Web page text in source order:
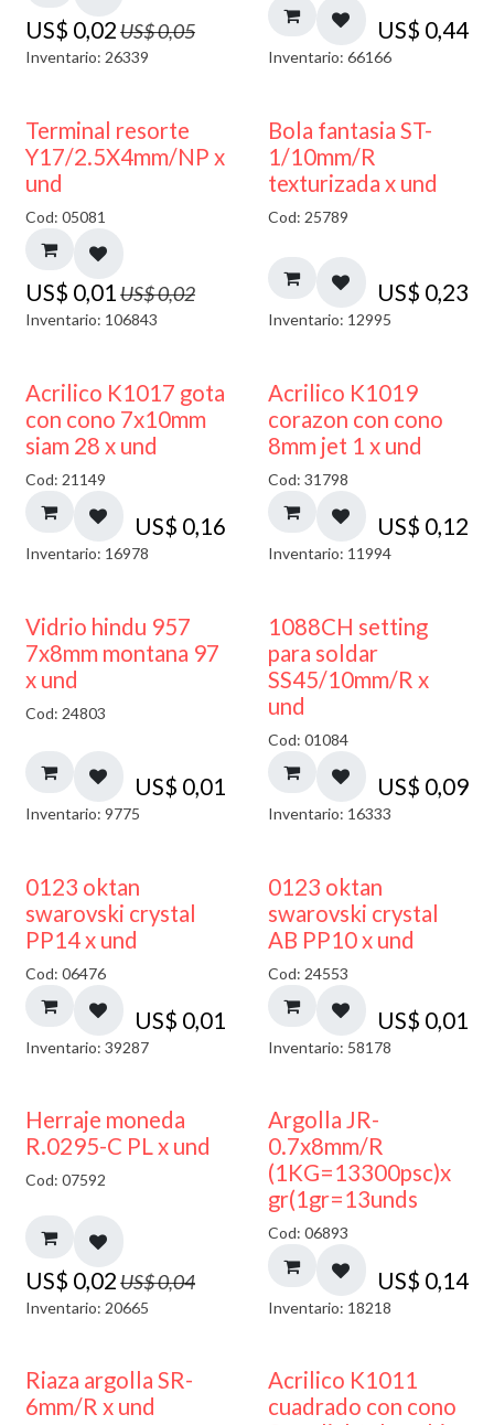
US$ 0,02US$0,05
Inventario: 26339
US$ 0,44
Inventario: 66166
50% DESCUENTO
Terminal resorte
Y17/2.5X4mm/NP x
und
Cod: 05081
US$ 0,01US$0,02
Inventario: 106843
Bola fantasia ST-
1/10mm/R
texturizada x und
Cod: 25789
US$ 0,23
Inventario: 12995
Acrilico K1017 gota
con cono 7x10mm
siam 28 x und
Cod: 21149
US$ 0,16
Inventario: 16978
Acrilico K1019
corazon con cono
8mm jet 1 x und
Cod: 31798
US$ 0,12
Inventario: 11994
40% DESCUENTO
Vidrio hindu 957
7x8mm montana 97
x und
Cod: 24803
US$ 0,01
Inventario: 9775
1088CH setting
para soldar
SS45/10mm/R x
und
Cod: 01084
US$ 0,09
Inventario: 16333
0123 oktan
swarovski crystal
PP14 x und
Cod: 06476
US$ 0,01
Inventario: 39287
0123 oktan
swarovski crystal
AB PP10 x und
Cod: 24553
US$ 0,01
Inventario: 58178
50% DESCUENTO
Herraje moneda
R.0295-C PL x und
Cod: 07592
US$ 0,02US$0,04
Inventario: 20665
Argolla JR-
0.7x8mm/R
(1KG=13300psc)x
gr(1gr=13unds
Cod: 06893
US$ 0,14
Inventario: 18218
Riaza argolla SR-
6mm/R x und
Acrilico K1011
cuadrado con cono